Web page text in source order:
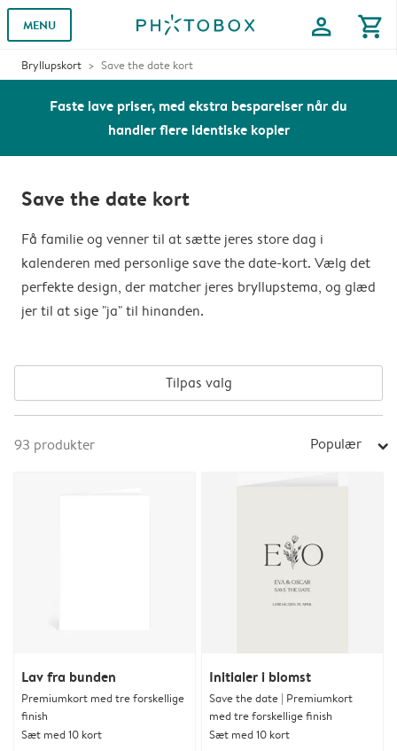
MENU profile shopping_cart
Bryllupskort Save the date kort
Faste lave priser, med ekstra besparelser når du
handler flere identiske kopier
Save the date kort
Få familie og venner til at sætte jeres store dag i
kalenderen med personlige save the date-kort. Vælg det
perfekte design, der matcher jeres bryllupstema, og glæd
jer til at sige "ja" til hinanden.
Tilpas valg
93 produkter Populær arrow_right
Lav fra bunden
Premiumkort med tre forskellige
finish
Sæt med 10 kort
Initialer i blomst
Save the date | Premiumkort
med tre forskellige finish
Sæt med 10 kort